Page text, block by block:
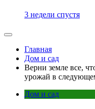
3 недели спустя
Главная
Дом и сад
Верни земле все,
урожай в
Дом и сад